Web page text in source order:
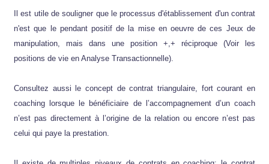
Il est utile de souligner que le processus d'établissement d'un contrat
n'est que le pendant positif de la mise en oeuvre de ces Jeux de
manipulation, mais dans une position +,+ réciproque (Voir les
positions de vie en Analyse Transactionnelle).
Consultez aussi le concept de contrat triangulaire, fort courant en
coaching lorsque le bénéficiaire de l’accompagnement d’un coach
n’est pas directement à l’origine de la relation ou encore n’est pas
celui qui paye la prestation.